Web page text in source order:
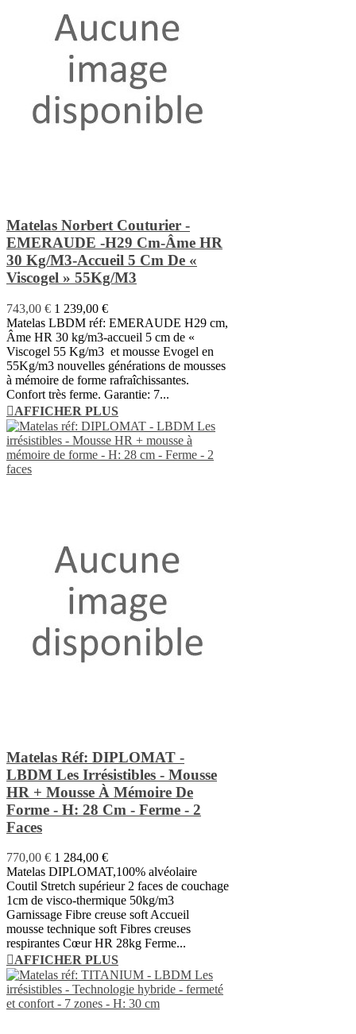
Matelas Norbert Couturier -
EMERAUDE -H29 Cm-Âme HR
30 Kg/m3-Accueil 5 Cm De «
Viscogel » 55Kg/m3
743,00 € 1 239,00 €
Matelas LBDM réf: EMERAUDE H29 cm,
Âme HR 30 kg/m3-accueil 5 cm de «
Viscogel 55 Kg/m3 et mousse Evogel en
55Kg/m3 nouvelles générations de mousses
à mémoire de forme rafraîchissantes.
Confort très ferme. Garantie: 7...
AFFICHER PLUS
Matelas Réf: DIPLOMAT -
LBDM Les Irrésistibles - Mousse
HR + Mousse À Mémoire De
Forme - H: 28 Cm - Ferme - 2
Faces
770,00 € 1 284,00 €
Matelas DIPLOMAT,100% alvéolaire
Coutil Stretch supérieur 2 faces de couchage
1cm de visco-thermique 50kg/m3
Garnissage Fibre creuse soft Accueil
mousse technique soft Fibres creuses
respirantes Cœur HR 28kg Ferme...
AFFICHER PLUS